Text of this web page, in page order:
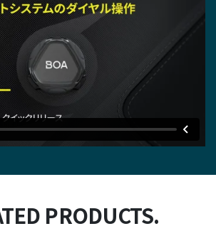
PRODUCTS.